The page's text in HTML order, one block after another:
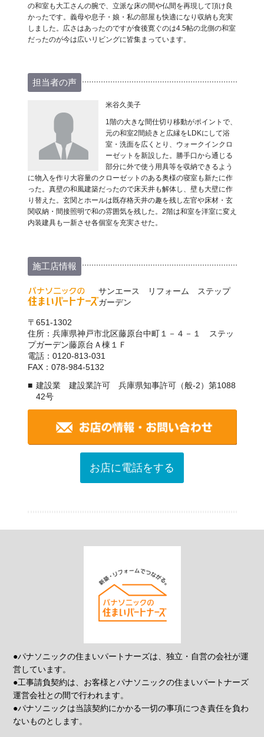
の和室も大工さんの腕で、立派な床の間や仏間を再現して頂け良
かったです。義母や息子・娘・私の部屋も快適になり収納も充実
しました。広さはあったのですが食後寛ぐのは4.5帖の北側の和室
だったのが今は広いリビングに皆集まっています。
担当者の声
米谷久美子
1階の大きな間仕切り移動がポイントで、
元の和室2間続きと広縁をLDKにして浴
室・洗面を広くとり、ウォークインクロ
ーゼットを新設した。勝手口から通じる
部分に外で使う用具等を収納できるよう
に物入を作り大容量のクローゼットのある奥様の寝室も新たに作
った。真壁の和風建築だったので床天井も解体し、壁も大壁に作
り替えた。玄関とホールは既存格天井の趣を残し左官や床材・玄
関収納・間接照明で和の雰囲気を残した。2階は和室を洋室に変え
内装建具も一新させ各個室を充実させた。
施工店情報
サンエース リフォーム ステップ
ガーデン
〒651-1302
住所：兵庫県神戸市北区藤原台中町１－４－１ ステッ
プガーデン藤原台Ａ棟１Ｆ
電話：0120-813-031
FAX：078-984-5132
建設業 建設業許可 兵庫県知事許可（般-2）第1088
42号
お店に電話をする
●パナソニックの住まいパートナーズは、独立・自営の会社が運
営しています。
●工事請負契約は、お客様とパナソニックの住まいパートナーズ
運営会社との間で行われます。
●パナソニックは当該契約にかかる一切の事項につき責任を負わ
ないものとします。